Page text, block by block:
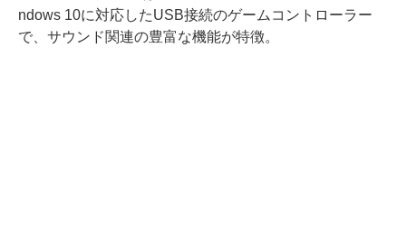
ndows 10に対応したUSB接続のゲームコントローラー
で、サウンド関連の豊富な機能が特徴。